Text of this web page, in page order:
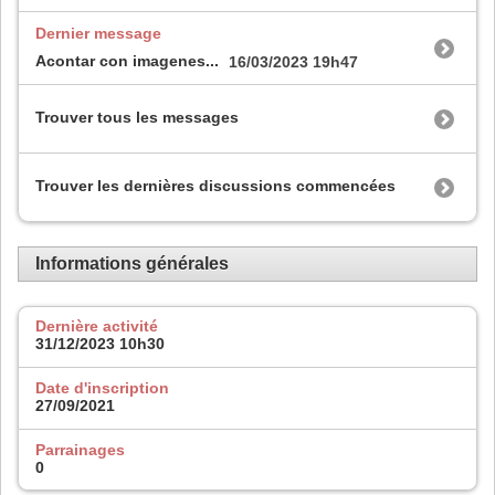
Dernier message
Acontar con imagenes...
16/03/2023 19h47
Trouver tous les messages
Trouver les dernières discussions commencées
Informations générales
Dernière activité
31/12/2023 10h30
Date d'inscription
27/09/2021
Parrainages
0